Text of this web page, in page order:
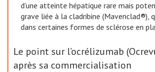
d’une atteinte hépatique rare mais
grave liée à la cladribine (Mavenclad®),
dans certaines formes de sclérose en
Le point sur l’ocrélizumab
après sa commercialisation